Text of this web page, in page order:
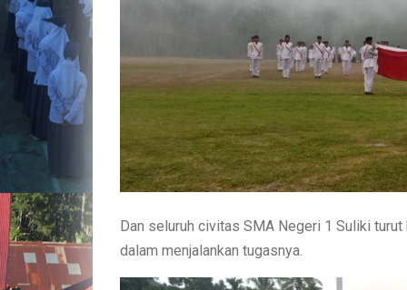
Dan seluruh civitas SMA Negeri 1 Suliki
dalam menjalankan tugasnya.